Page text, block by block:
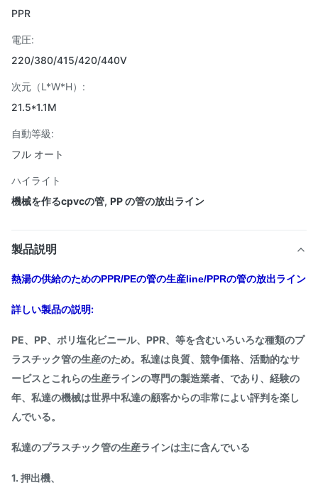
PPR
電圧:
220/380/415/420/440V
次元（L*W*H）:
21.5*1.1M
自動等級:
フル オート
ハイライト
機械を作るcpvcの管, PP の管の放出ライン
製品説明
熱湯の供給のためのPPR/PEの管の生産line/PPRの管の放出ライン
詳しい製品の説明:
PE、PP、ポリ塩化ビニール、PPR、等を含むいろいろな種類のプ
ラスチック管の生産のため。私達は良質、競争価格、活動的なサ
ービスとこれらの生産ラインの専門の製造業者、であり、経験の
年、私達の機械は世界中私達の顧客からの非常によい評判を楽し
んでいる。
私達のプラスチック管の生産ラインは主に含んでいる
1. 押出機、